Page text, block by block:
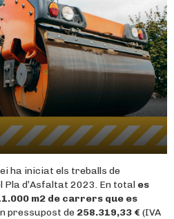
ha iniciat els treballs de
d’Asfaltat 2023. En total es
m2 de carrers que es
pressupost de 258.319,33 € (IVA